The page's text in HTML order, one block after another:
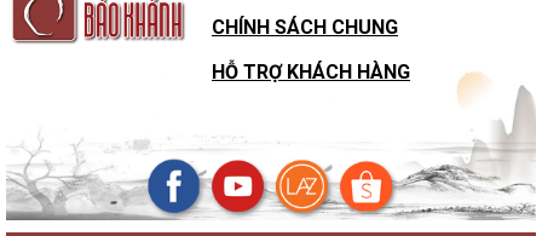
CHÍNH SÁCH CHUNG
HỖ TRỢ KHÁCH HÀNG